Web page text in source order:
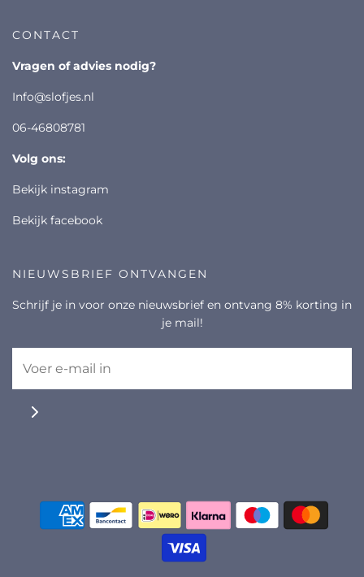
CONTACT
vragen of advies nodig?
info@slofjes.nl
06-46808781
volg ons:
bekijk instagram
bekijk facebook
NIEUWSBRIEF ONTVANGEN
Schrijf je in voor onze nieuwsbrief en ontvang 8% korting in
je mail!